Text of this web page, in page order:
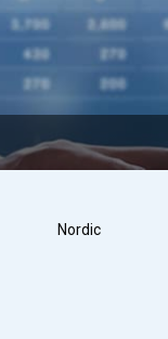
Nordic